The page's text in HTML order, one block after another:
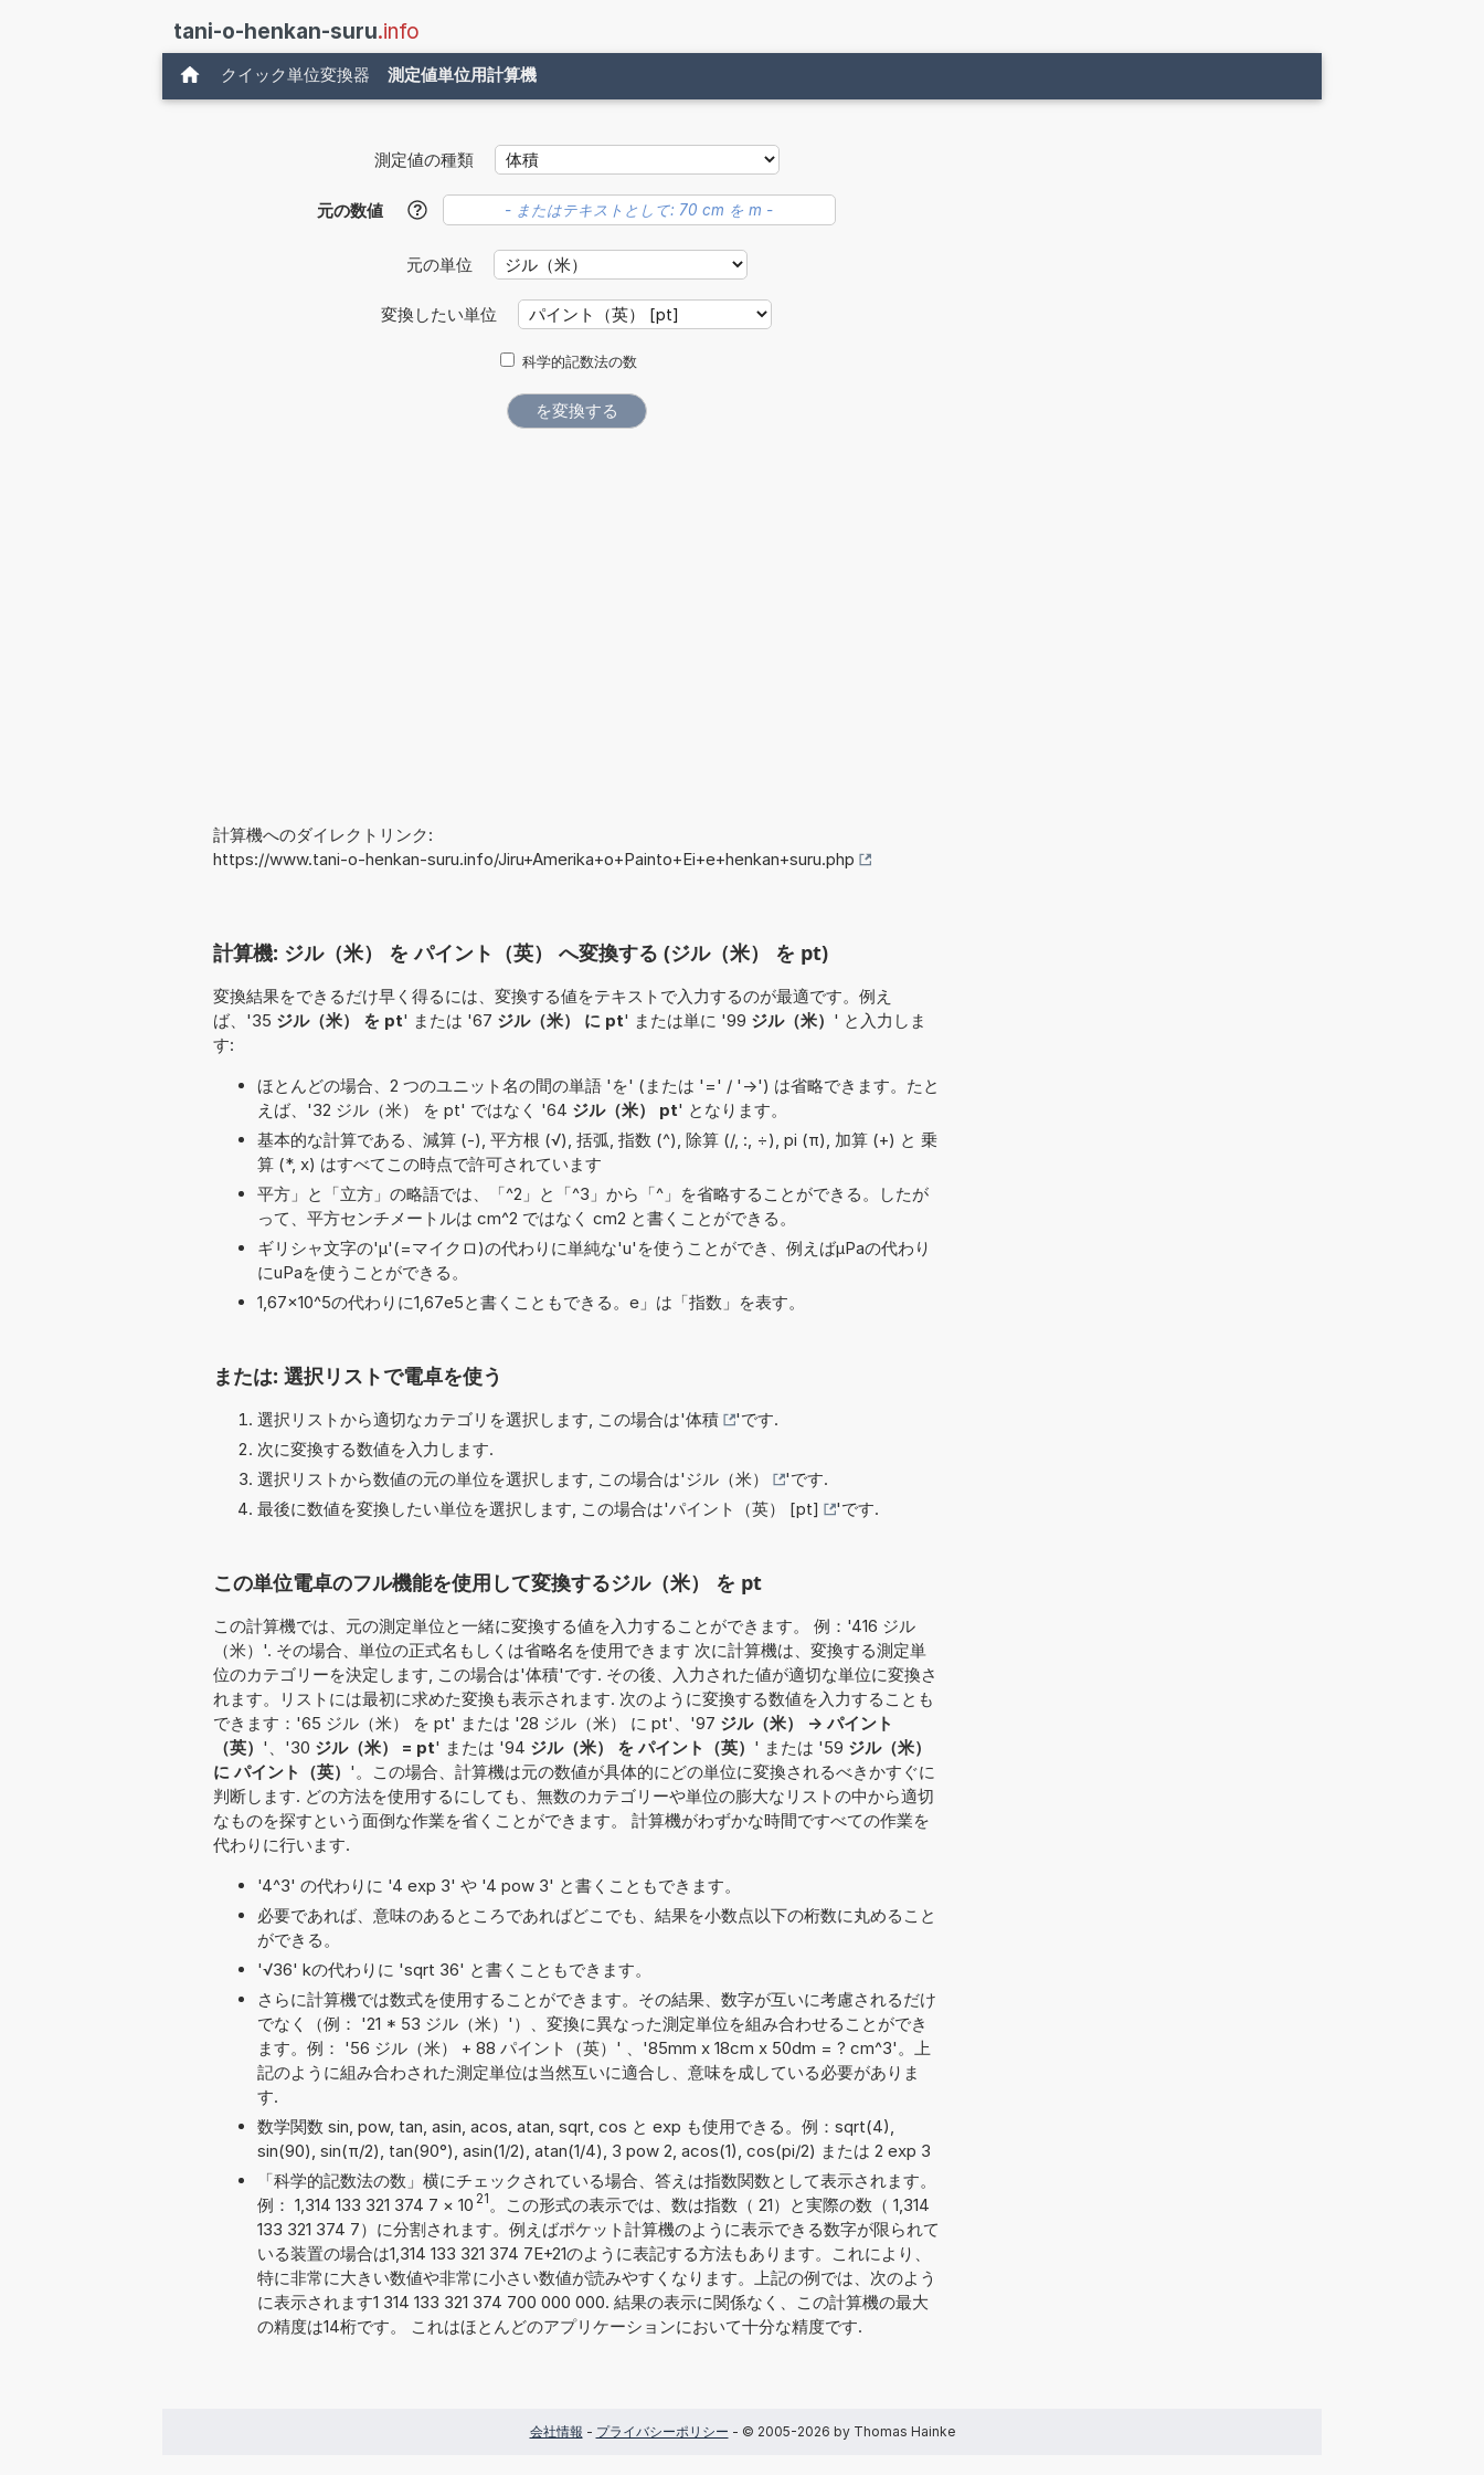
tani-o-henkan-suru.info
クイック単位変換器 測定値単位用計算機
測定値の種類
元の数値 ?
元の単位
変換したい単位
科学的記数法の数
計算機へのダイレクトリンク:
https://www.tani-o-henkan-suru.info/Jiru+Amerika+o+Painto+Ei+e+henkan+suru.php
計算機: ジル（米） を パイント（英） へ変換する (ジル（米） を pt)
変換結果をできるだけ早く得るには、変換する値をテキストで入力するのが最適です。例え
ば、'35 ジル（米） を pt' または '67 ジル（米） に pt' または単に '99 ジル（米） ' と入力しま
す:
ほとんどの場合、2 つのユニット名の間の単語 'を' (または '=' / '->') は省略できます。たと
えば、'32 ジル（米） を pt' ではなく '64 ジル（米） pt' となります。
基本的な計算である、減算 (-), 平方根 (√), 括弧, 指数 (^), 除算 (/, :, ÷), pi (π), 加算 (+) と 乗
算 (*, x) はすべてこの時点で許可されています
平方」と「立方」の略語では、「^2」と「^3」から「^」を省略することができる。したが
って、平方センチメートルは cm^2 ではなく cm2 と書くことができる。
ギリシャ文字の'μ'(=マイクロ)の代わりに単純な'u'を使うことができ、例えばµPaの代わり
にuPaを使うことができる。
1,67×10^5の代わりに1,67e5と書くこともできる。e」は「指数」を表す。
または: 選択リストで電卓を使う
選択リストから適切なカテゴリを選択します, この場合は'体積
'です.
次に変換する数値を入力します.
選択リストから数値の元の単位を選択します, この場合は'ジル（米）
'です.
最後に数値を変換したい単位を選択します, この場合は'パイント（英） [pt] 'です.
この単位電卓のフル機能を使用して変換するジル（米） を pt
この計算機では、元の測定単位と一緒に変換する値を入力することができます。 例：'416 ジル
（米）'. その場合、単位の正式名もしくは省略名を使用できます 次に計算機は、変換する測定単
位のカテゴリーを決定します, この場合は'体積'です. その後、入力された値が適切な単位に変換さ
れます。リストには最初に求めた変換も表示されます. 次のように変換する数値を入力することも
できます：'65 ジル（米） を pt' または '28 ジル（米） に pt'、'97 ジル（米） -> パイント
（英） '、'30 ジル（米） = pt' または '94 ジル（米） を パイント（英） ' または '59 ジル（米）
に パイント（英） '。この場合、計算機は元の数値が具体的にどの単位に変換されるべきかすぐに
判断します. どの方法を使用するにしても、無数のカテゴリーや単位の膨大なリストの中から適切
なものを探すという面倒な作業を省くことができます。 計算機がわずかな時間ですべての作業を
代わりに行います.
'4^3' の代わりに '4 exp 3' や '4 pow 3' と書くこともできます。
必要であれば、意味のあるところであればどこでも、結果を小数点以下の桁数に丸めること
ができる。
'√36' kの代わりに 'sqrt 36' と書くこともできます。
さらに計算機では数式を使用することができます。その結果、数字が互いに考慮されるだけ
でなく（例： '21 * 53 ジル（米）'）、変換に異なった測定単位を組み合わせることができ
ます。例： '56 ジル（米） + 88 パイント（英）' 、'85mm x 18cm x 50dm = ? cm^3'。上
記のように組み合わされた測定単位は当然互いに適合し、意味を成している必要がありま
す.
数学関数 sin, pow, tan, asin, acos, atan, sqrt, cos と exp も使用できる。例：sqrt(4),
sin(90), sin(π/2), tan(90°), asin(1/2), atan(1/4), 3 pow 2, acos(1), cos(pi/2) または 2 exp 3
「科学的記数法の数」横にチェックされている場合、答えは指数関数として表示されます。
例： 1,314 133 321 374 7 × 10 21 。この形式の表示では、数は指数（ 21）と実際の数（ 1,314
133 321 374 7）に分割されます。例えばポケット計算機のように表示できる数字が限られて
いる装置の場合は1,314 133 321 374 7E+21のように表記する方法もあります。これにより、
特に非常に大きい数値や非常に小さい数値が読みやすくなります。上記の例では、次のよう
に表示されます1 314 133 321 374 700 000 000. 結果の表示に関係なく、この計算機の最大
の精度は14桁です。 これはほとんどのアプリケーションにおいて十分な精度です.
会社情報 - プライバシーポリシー - © 2005-2026 by Thomas Hainke